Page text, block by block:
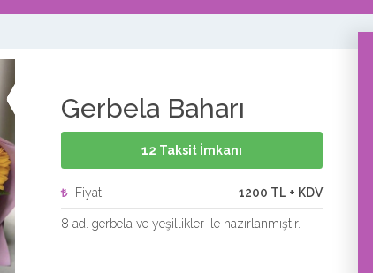
Gerbela Baharı
12 Taksit İmkanı
Fiyat: 1200 TL + KDV
8 ad. gerbela ve yeşillikler ile hazırlanmıştır.